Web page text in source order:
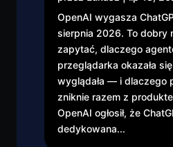
OpenAI wygasza
sierpnia 2026. To dobry
zapytać, dlaczego
przeglądarka okazała
wyglądała — i dlaczego
zniknie razem z
OpenAI ogłosił, że
dedykowana...